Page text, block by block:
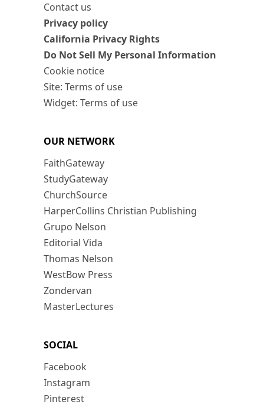
Contact us
Privacy policy
California Privacy Rights
Do Not Sell My Personal Information
Cookie notice
Site: Terms of use
Widget: Terms of use
OUR NETWORK
FaithGateway
StudyGateway
ChurchSource
HarperCollins Christian Publishing
Grupo Nelson
Editorial Vida
Thomas Nelson
WestBow Press
Zondervan
MasterLectures
SOCIAL
Facebook
Instagram
Pinterest